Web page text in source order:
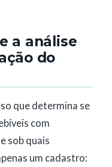
a análise
do
que determina se
com
sob quais
um cadastro: